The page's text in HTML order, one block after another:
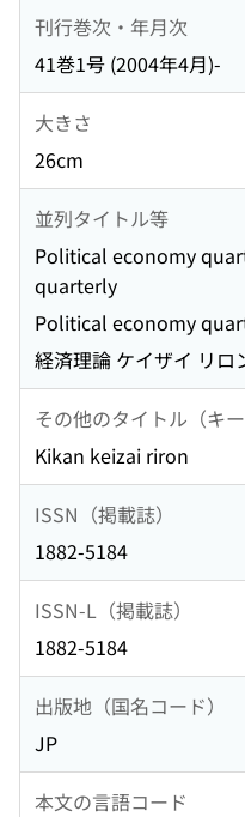
刊行巻次・年月次
41巻1号 (2004年4月)-
大きさ
26cm
並列タイトル等
Political economy
quarterly
Political economy
経済理論 ケイザイ リロ
その他のタイトル（キー
Kikan keizai riron
ISSN（掲載誌）
1882-5184
ISSN-L（掲載誌）
1882-5184
出版地（国名コード）
JP
本文の言語コード